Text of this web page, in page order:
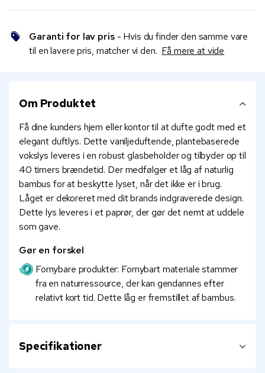
Garanti for lav pris- Hvis du finder den samme vare
til en lavere pris, matcher vi den. Få mere at vide
Om Produktet
Få dine kunders hjem eller kontor til at dufte godt med et
elegant duftlys. Dette vaniljeduftende, plantebaserede
vokslys leveres i en robust glasbeholder og tilbyder op til
40 timers brændetid. Der medfølger et låg af naturlig
bambus for at beskytte lyset, når det ikke er i brug.
Låget er dekoreret med dit brands indgraverede design.
Dette lys leveres i et paprør, der gør det nemt at uddele
som gave.
Gør en forskel
Fornybare produkter: Fornybart materiale stammer
fra en naturressource, der kan gendannes efter
relativt kort tid. Dette låg er fremstillet af bambus.
Specifikationer